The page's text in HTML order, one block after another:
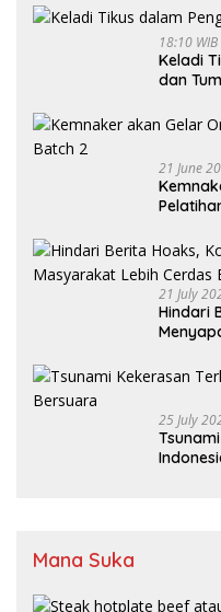
18:10 WIB
Keladi
dan
21 June
21 July
Hindari
25 July
Mana Suka